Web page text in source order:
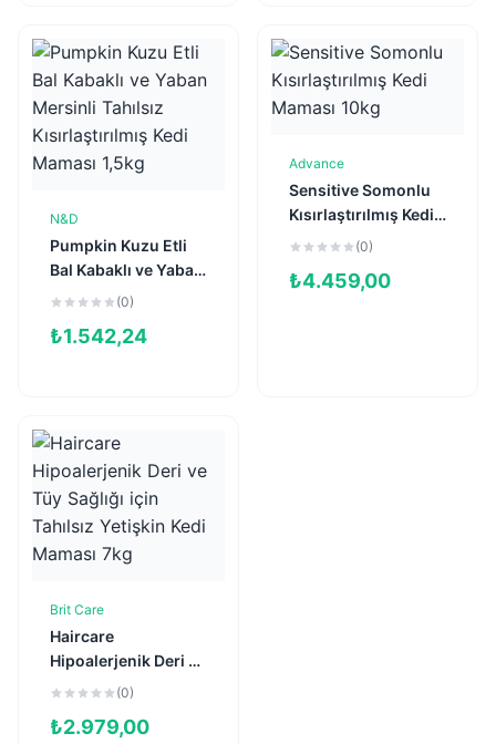
N&D
Pumpkin Kuzu Etli
Bal Kabaklı ve Yaban
Mersinli Tahılsız
Maması 1,5kg
(0)
₺1.542,24
Sepete Ekle
Advance
Sensitive Somonlu
Kısırlaştırılmış Kedi
Maması 10kg
(0)
₺4.459,00
Sepete Ekle
Brit Care
Haircare
Hipoalerjenik Deri ve
Tüy Sağlığı için
Kedi Maması 7kg
(0)
₺2.979,00